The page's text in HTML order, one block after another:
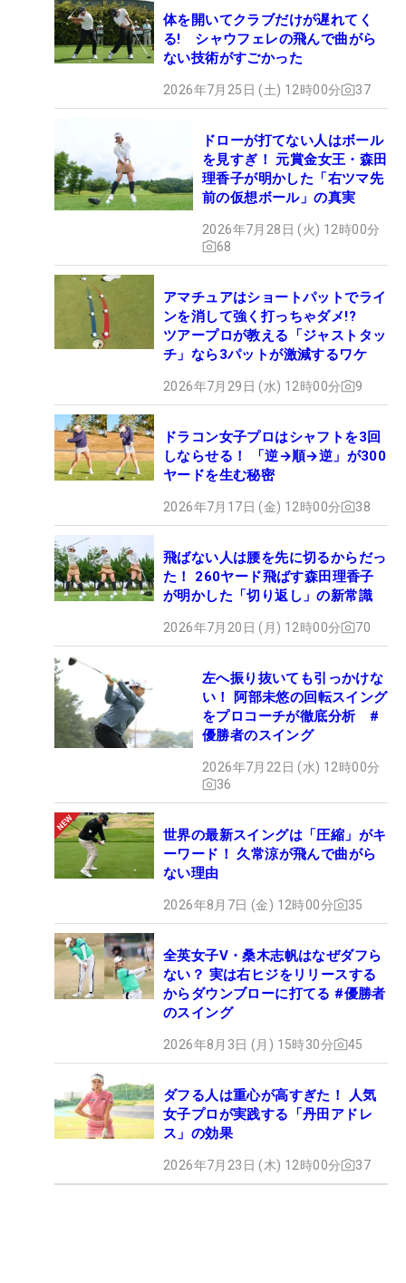
体を開いてクラブだけが遅れてく
る! シャウフェレの飛んで曲がら
ない技術がすごかった
2026年7月25日 (土) 12時00分 37
ドローが打てない人はボール
を見すぎ！ 元賞金女王・森田
理香子が明かした「右ツマ先
前の仮想ボール」の真実
2026年7月28日 (火) 12時00分
68
アマチュアはショートパットでライ
ンを消して強く打っちゃダメ!?
ツアープロが教える「ジャストタッ
チ」なら3パットが激減するワケ
2026年7月29日 (水) 12時00分 9
ドラコン女子プロはシャフトを3回
しならせる！ 「逆→順→逆」が300
ヤードを生む秘密
2026年7月17日 (金) 12時00分 38
飛ばない人は腰を先に切るからだっ
た！ 260ヤード飛ばす森田理香子
が明かした「切り返し」の新常識
2026年7月20日 (月) 12時00分 70
左へ振り抜いても引っかけな
い！ 阿部未悠の回転スイング
をプロコーチが徹底分析 #
優勝者のスイング
2026年7月22日 (水) 12時00分
36
世界の最新スイングは「圧縮」がキ
ーワード！ 久常涼が飛んで曲がら
ない理由
2026年8月7日 (金) 12時00分 35
全英女子V・桑木志帆はなぜダフら
ない？ 実は右ヒジをリリースする
からダウンブローに打てる #優勝者
のスイング
2026年8月3日 (月) 15時30分 45
ダフる人は重心が高すぎた！ 人気
女子プロが実践する「丹田アドレ
ス」の効果
2026年7月23日 (木) 12時00分 37